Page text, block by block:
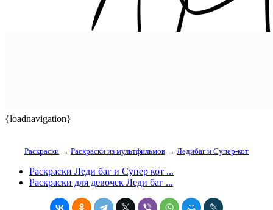
{loadnavigation}
Раскраски → Раскраски из мультфильмов → Ледибаг и Супер-кот
Раскраски Леди баг и Супер кот ...
Раскраски для девочек Леди баг ...